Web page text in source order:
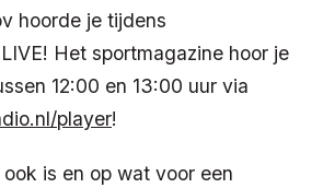
hoorde je tijdens
Het sportmagazine hoor je
12:00 en 13:00 uur via
player!
is en op wat voor een